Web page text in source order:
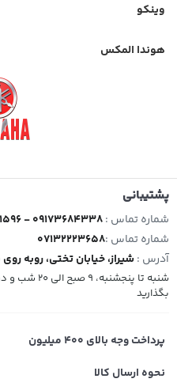
وینکو
هوندا المکس
پشتیبانی
شماره تماس :- 09173684338
شماره تماس :07132223658
آدرس :شیراز، خیابان تختی، روبه روی بانک
شنبه تا
بگذارید
پرداخت وجه بالای 400 میلیون
نحوه ارسال کالا